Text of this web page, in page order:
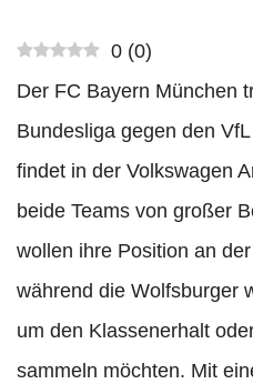
0 (0)
Der FC Bayern München
Bundesliga gegen den
findet in der Volkswagen
beide Teams von großer
wollen ihre Position an
während die Wolfsburger
um den Klassenerhalt
sammeln möchten. Mit